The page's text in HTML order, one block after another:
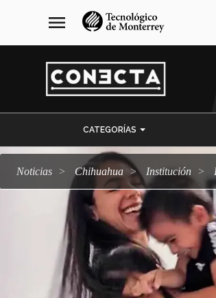
navegación
principal
menu
CATEGORÍAS
Noticias Chihuahua Institución